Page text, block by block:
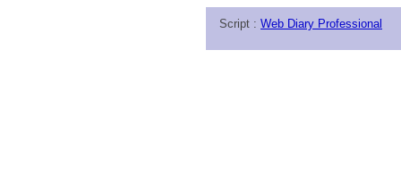
Script : Web Diary Professional